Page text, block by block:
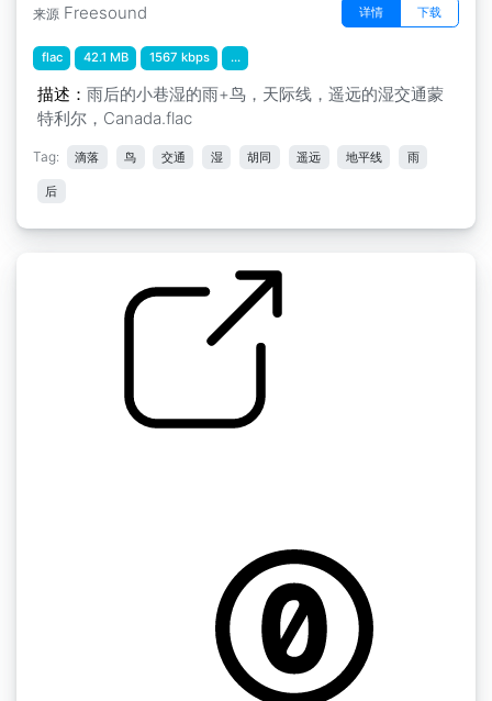
来源 Freesound 详情 下载
flac 42.1 MB 1567 kbps ...
描述： 雨后的小巷湿的雨+鸟，天际线，遥远的湿交通蒙
特利尔，Canada.flac
Tag: 滴落 鸟 交通 湿 胡同 遥远 地平线 雨
后